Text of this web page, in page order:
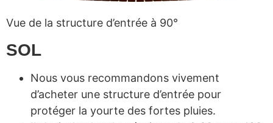
Vue de la structure d’entrée à 90°
SOL
Nous vous recommandons vivement
d’acheter une structure d’entrée pour
protéger la yourte des fortes pluies.